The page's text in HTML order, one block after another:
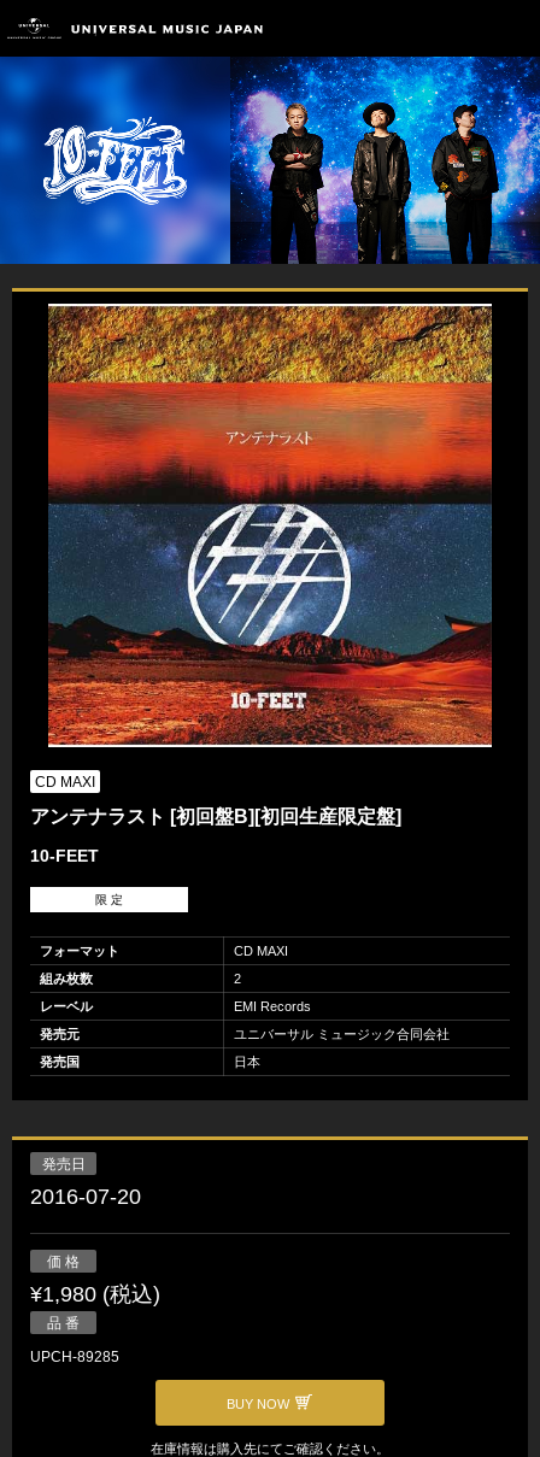
CD MAXI
アンテナラスト [初回盤B][初回生産限定盤]
10-FEET
限 定
フォーマット
CD MAXI
組み枚数
2
レーベル
EMI Records
発売元
ユニバーサル ミュージック合同会社
発売国
日本
発売日
2016-07-20
価 格
¥1,980 (税込)
品 番
UPCH-89285
BUY NOW
在庫情報は購入先にてご確認ください。